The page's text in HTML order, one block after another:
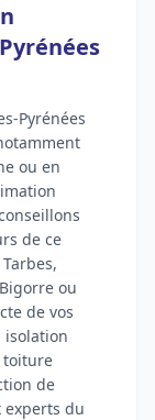
Pyrénées
ou en
de ce
ou
de vos
isolation
toiture
de
du